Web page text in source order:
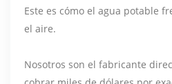
Este es cómo el agua potable
el aire.
Nosotros son el fabricante